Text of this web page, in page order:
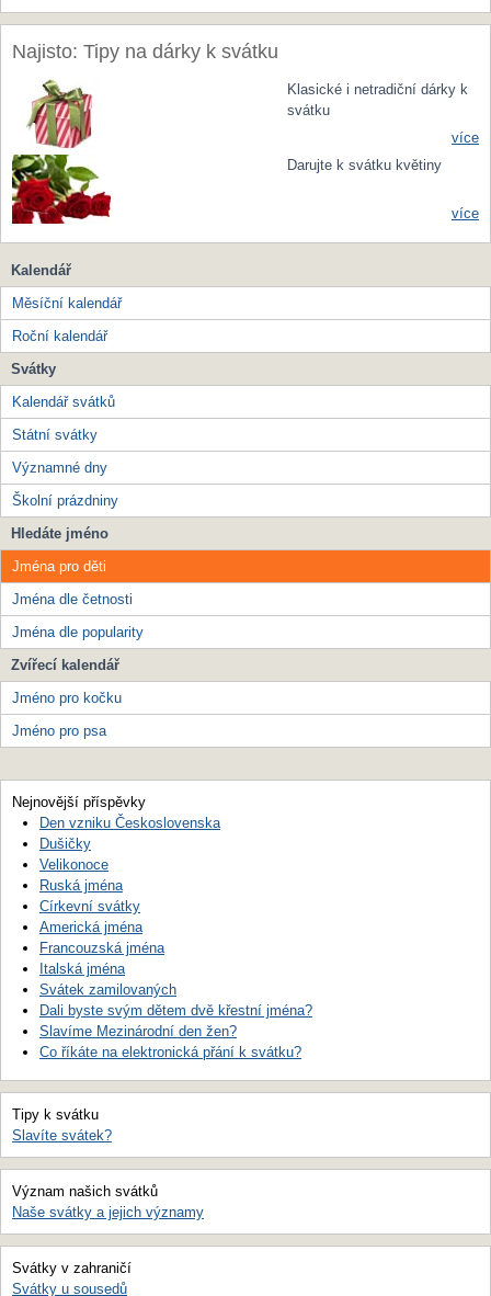
Najisto: Tipy na dárky k svátku
Klasické i netradiční dárky k
svátku
více
Darujte k svátku květiny
více
Kalendář
Měsíční kalendář
Roční kalendář
Svátky
Kalendář svátků
Státní svátky
Významné dny
Školní prázdniny
Hledáte jméno
Jména pro děti
Jména dle četnosti
Jména dle popularity
Zvířecí kalendář
Jméno pro kočku
Jméno pro psa
Nejnovější příspěvky
Den vzniku Československa
Dušičky
Velikonoce
Ruská jména
Církevní svátky
Americká jména
Francouzská jména
Italská jména
Svátek zamilovaných
Dali byste svým dětem dvě křestní jména?
Slavíme Mezinárodní den žen?
Co říkáte na elektronická přání k svátku?
Tipy k svátku
Slavíte svátek?
Význam našich svátků
Naše svátky a jejich významy
Svátky v zahraničí
Svátky u sousedů